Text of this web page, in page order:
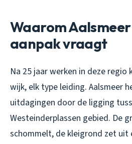
Waarom
aanpak vraagt
Na 25 jaar werken in deze regio
wijk, elk type leiding. Aalsmeer
uitdagingen door de ligging
Westeinderplassen gebied. De
schommelt, de kleigrond zet uit